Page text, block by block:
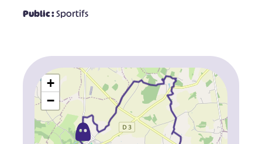
Public :Sportifs
+
−